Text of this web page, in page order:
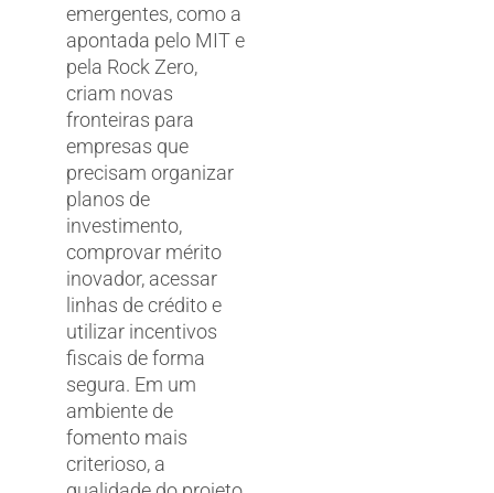
emergentes, como a
apontada pelo MIT e
pela Rock Zero,
criam novas
fronteiras para
empresas que
precisam organizar
planos de
investimento,
comprovar mérito
inovador, acessar
linhas de crédito e
utilizar incentivos
fiscais de forma
segura. Em um
ambiente de
fomento mais
criterioso, a